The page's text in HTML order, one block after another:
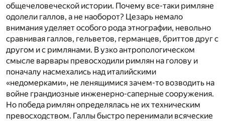
общечеловеческой истории. Почему все-таки римляне
одолели галлов, а не наоборот? Цезарь немало
внимания уделяет особого рода этнографии, невольно
сравнивая галлов, гельветов, германцев, бриттов друг с
другом и с римлянами. В узко антропологическом
смысле варвары превосходили римлян на голову и
поначалу насмехались над италийскими
«недомерками», не ленящимися зачем-то возводить на
войне грандиозные инженерно-саперные сооружения.
Но победа римлян определялась не их техническим
превосходством. Галлы быстро перенимали всяческие